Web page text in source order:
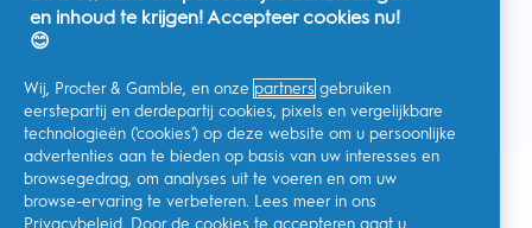
Ik geef toestemming voor het ontvangen van
gepersonaliseerde communicatie met betrekking tot
aanbiedingen, nieuws en andere promotionele initiatieven van
Oral-B en andere P&G-merkenvia e-mail en online kanalen. Ik
kan me op elk momentafmelden.
en inhoud te krijgen! Accepteer cookies nu!
😊
Wij, Procter & Gamble, en onze partners gebruiken
eerstepartij en derdepartij cookies, pixels en vergelijkbare
technologieën ('cookies') op deze website om u persoonlijke
advertenties aan te bieden op basis van uw interesses en
browsegedrag, om analyses uit te voeren en om uw
browse-ervaring te verbeteren. Lees meer in ons
Privacybeleid. Door de cookies te accepteren gaat u